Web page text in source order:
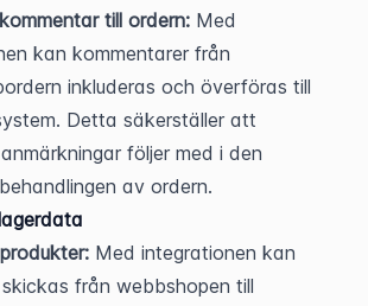
till ordern: Med
kan kommentarer från
inkluderas och överföras till
Detta säkerställer att
följer med i den
av ordern.
Med integrationen kan
från webbshopen till